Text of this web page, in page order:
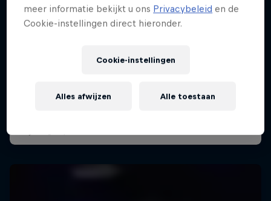
18 december 2025
meer informatie bekijkt u ons Privacybeleid en de
Cookie-instellingen direct hieronder.
Cookie-instellingen
Alles afwijzen Alle toestaan